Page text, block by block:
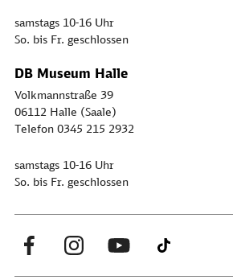
samstags 10-16 Uhr
So. bis Fr. geschlossen
DB Museum Halle
Volkmannstraße 39
06112 Halle (Saale)
Telefon 0345 215 2932
samstags 10-16 Uhr
So. bis Fr. geschlossen